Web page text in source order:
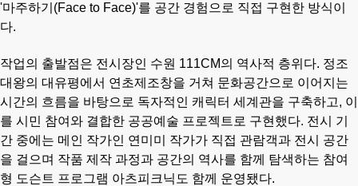
'마주하기(Face to Face)'를 공간 경험으로 직접 구현한 방식이
다.
작업의 출발점은 전시장인 수원 111CM의 역사적 층위다. 정조
대왕의 대유평에서 연초제조창을 거쳐 문화공간으로 이어지는
시간의 흐름을 바탕으로 독자적인 캐릭터 세계관을 구축하고, 이
를 시민 참여와 결합한 공공예술 프로젝트로 구현했다. 전시 기
간 중에는 메인 작가인 연미미 작가가 직접 관람객과 전시 공간
을 걸으며 작품 제작 과정과 공간의 역사를 함께 탐색하는 참여
형 도슨트 프로그램 아츠피크닉도 함께 운영됐다.